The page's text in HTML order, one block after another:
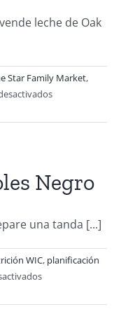
leche de Oak
Star Family Market,
en
Nuevas!
Oak
ya
en
Negro
una tanda [...]
WIC, planificación
en
de